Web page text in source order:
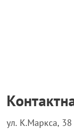
ул. К.Маркса, 38